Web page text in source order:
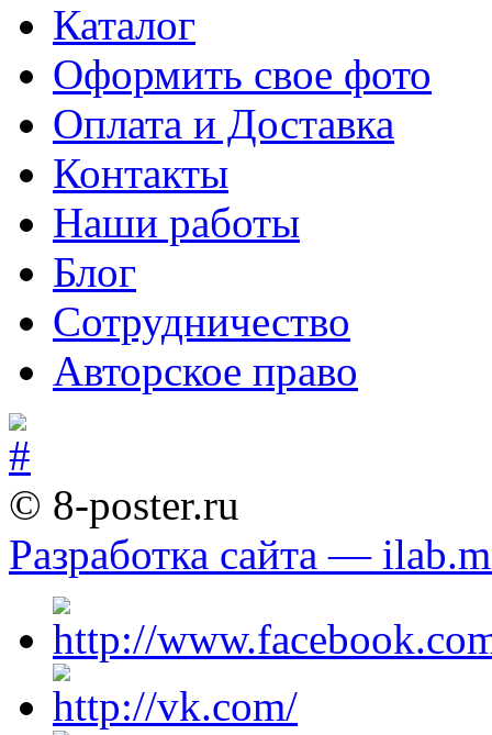
Каталог
Оформить свое фото
Оплата и Доставка
Контакты
Наши работы
Блог
Сотрудничество
Авторское право
© 8-poster.ru
Разработка сайта —